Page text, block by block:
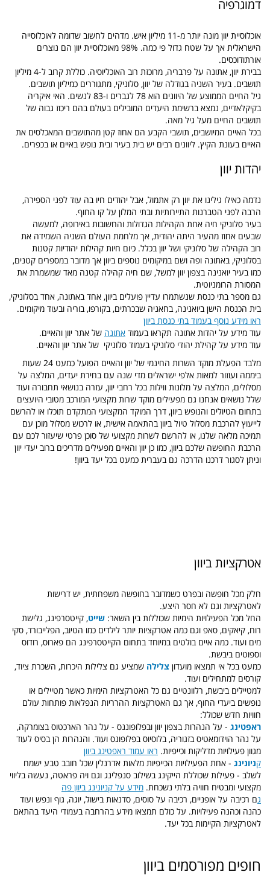
דמוגרפיה
אוכלוסיית יוון מונה יותר מ-11 מיליון איש. מדהים לחשוב שדומה לאוכלוסייה
הישראלית אך על שטח גדול פי כמה. 98% מאוכלוסיית יוון הם נוצרים
אורתודוכסים.
בבירת יוון, אתונה על פרבריה, מרוכזת רוב האוכליוסיה. כוללת קרוב ל-4 מיליון
תושבים. בעיר השניה בגודלה של יוון, סלוניקי, מתגוררים כמיליון תושבים.
גיל החיים הממוצע של היוונים הוא 78 לגברים ו-83 לנשים. האי איקריה
בקיקלאדיים, נמצא ברשימת היעדים המובילים בעולם בהם ריכוז גבוה של
תושבים החיים מעל גיל מאה.
בכל האיים המיושבים, תושבי הקבע הם אחוז קטן מהתושבים המאכלסים את
האיים בעונת הקיץ. ליוונים רבים יש בית בעיר ובית נופש באיים או בכפרים.
יהדות יוון
נדמה כאילו גילינו את יוון רק אתמול, אבל יהודים חיו בה עוד לפני הספירה,
הרבה לפני הטברנות התיירותיות ובתי המלון על קו החוף.
בעיר סלוניקי חיה אחת הקהילות הגדולות והחשובות באירופה, למעשה
שבעים אחוז מהעיר היתה יהודית, אך מלחמת העולם השניה השמידה את
רוב הקהילה של סלוניקי ושל יוון בכלל. כיום חיות קהילות יהודיות קטנות
בסלוניקי, באתונה ופה ושם במיקומים נוספים ביוון אך מדובר במספרים קטנים,
כמו בעיר יואנינה בצפון יוון למשל, שם חיה קהילה קטנה מאד שמשמרת את
המסורת הרומניוטית.
גם מספר בתי כנסת שנשתמרו עדיין פועלים ביוון, אחד באתונה, אחד בסלוניקי,
בית הכנסת הישן ביואנינה, בחאניה שבכרתים, בקורפו, בוריה ובעוד מיקומים.
ראו מידע נוסף בעמוד בתי כנסת ביוון
עוד מידע על יהדות אתונה תקראו בעמוד אתונה של אתר יוון והאיים.
עוד מידע על קהילת יהודי סלוניקי בעמוד סלוניקי של אתר יוון והאיים.
מלבד הפעלת מוקד השרות החינמי של יוון והאיים הפועל כמעט 24 שעות
ביממה ועוזור למאות אלפי ישראלים מדי שנה עם בחירת יעדים, המלצה על
מסלולים, המלצה על מלונות ווילות בכל רחבי יוון, עזרה בנושאי תחבורה ועוד
שלל נושאים אנחנו גם מפעילים מוקד שרות מקצועי המורכב מטובי היועצים
בתחום הטיולים והנופש ביוון, דרך המוקד המקצועי המתקדם תוכלו או להרשם
לייעוץ להרכבת מסלול טיול ביוון בהתאמה אישית, או לרכוש מסלול מוכן עם
תמיכה מלאה שלנו, או להרשם לשרות מקצועי של סוכן פרטי שיעזור לכם עם
הרכבת החופשה שלכם ביוון, כמו כן יוון והאיים מפעילים מדריכים ברוב יעדי יוון
וניתן לסגור דרכנו הדרכה גם בעברית כמעט בכל יעד ביוון!
אטרקציות ביוון
חלק מכל חופשה ובפרט כשמדובר בחופשה משפחתית, יש דרישות
לאטרקציות וגם לא חסר היצע.
החל מכל הפעילויות הימיות שכוללות בין השאר: שייט, קייטסרפינג, גלישת
רוח, קיאקים, סאפ וגם כמה אטרקציות יותר לילדים כמו הטיוב, הפלייבורד, סקי
מים ועוד. כמה איים בולטים במיוחד בתחום הקייטסרפינג הם פארוס, רודוס
וספוטים ביבשת.
כמעט בכל אי תמצאו מועדון צלילה שמציע גם צלילות היכרות, השכרת ציוד,
קורסים למתחילים ועוד.
למטיילים ביבשת, רלוונטיים גם כל האטרקציות הימיות כאשר מטיילים או
נופשים ביעדי החוף, אך גם האטרקציות ההרריות הנפלאות פותחות עולם
חוויות חדש שכולל:
ראפטינג - על הנהרות בצפון יוון ובפלופוננס - על נהר הארכטוס בצומרקה,
על נהר הוידומאטיס בזגוריה, בלוסיוס בפלופונס ועוד. והנהרות הן בסיס לעוד
מגוון פעילויות מדליקות וכייפיות. ראו עמוד ראפטינג ביוון
קניונינג - אחת הפעילויות הכייפיות מלאות אדרנלין שכל חובב טבע ישמח
לשלב - פעילות שכוללת הייקינג בשילוב סנפלינג וגם ויה פראטה, נעשה בליווי
מקצועי ומבטיח חוויה בלתי נשכחת. מידע על קניונינג ביוון פה
גם רכיבה על אופניים, רכיבה על סוסים, סדנאות בישול, יוגה, גוף ונפש ועוד
כהנה וכהנה פעילויות. על כולם תמצאו מידע בהרחבה בעמודי היעד בהתאם
לאטרקציות הקיימות בכל יעד.
חופים מפורסמים ביוון